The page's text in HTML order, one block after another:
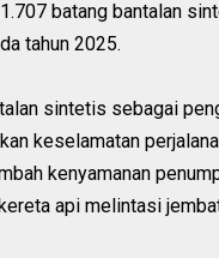
batang bantalan
tahun 2025.
sintetis sebagai
keselamatan
kenyamanan
api melintasi